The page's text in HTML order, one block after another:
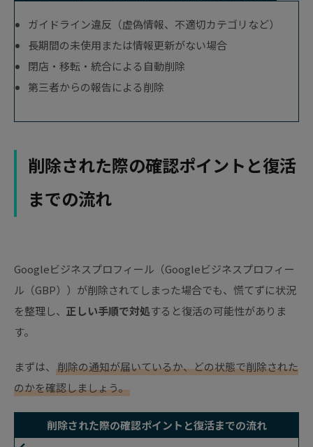
ガイドライン違反（虚偽情報、不適切カテゴリなど）
長期間の未使用または情報更新がない場合
閉店・移転・統合による自動削除
第三者からの報告による削除
削除された際の確認ポイントと復活
までの流れ
Googleビジネスプロフィール（Googleビジネスプロフィー
ル（GBP））が削除されてしまった場合でも、慌てずに状況
を整理し、 正しい手順で対処すると復活の可能性がありま
す。
まずは、 削除の通知が届いているか、どの状態で削除された
のかを確認しましょう。
削除された際の確認ポイントと復活までの流れ